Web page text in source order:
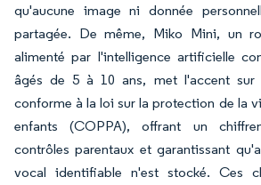
qu'aucune image ni donnée
partagée. De même, Miko Mini, un
alimenté par l'intelligence artificielle
âgés de 5 à 10 ans, met l'accent sur
conforme à la loi sur la protection de la
enfants (COPPA), offrant un
contrôles parentaux et garantissant
vocal identifiable n'est stocké. Ces